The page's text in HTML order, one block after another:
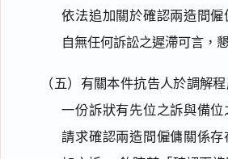
依法追加關於確認兩造間僱
自無任何訴訟之遲滯可言，
（五）有關本件抗告人於調解
一份訴狀有先位之訴與備
請求確認兩造間僱傭關係